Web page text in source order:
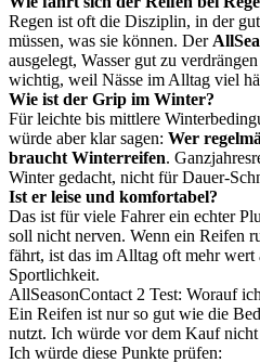
Regen ist oft die Disziplin, in der
müssen, was sie können. Der
ausgelegt, Wasser gut zu
wichtig, weil Nässe im Alltag viel
Wie ist der Grip im Winter?
Für leichte bis mittlere
würde aber klar sagen: Wer
braucht Winterreifen.
Winter gedacht, nicht für Dauer-
Ist er leise und komfortabel?
Das ist für viele Fahrer ein echter
soll nicht nerven. Wenn ein Reifen
fährt, ist das im Alltag oft mehr wert
Sportlichkeit.
AllSeasonContact 2 Test: Worauf
Ein Reifen ist nur so gut wie die
nutzt. Ich würde vor dem Kauf
Ich würde diese Punkte prüfen: